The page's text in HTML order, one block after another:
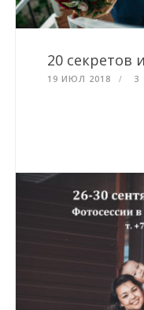
20 секретов
19 ИЮЛ 2018 3